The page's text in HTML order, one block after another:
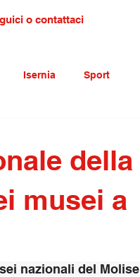
o contattaci
Isernia Sport
della
musei a
nazionali del Molise